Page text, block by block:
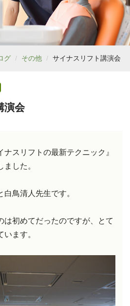
グ その他 サイナスリフト講演会
演会
スリフトの最新テクニック』
した。
鳥清人先生です。
は初めてだったのですが、とて
ます。